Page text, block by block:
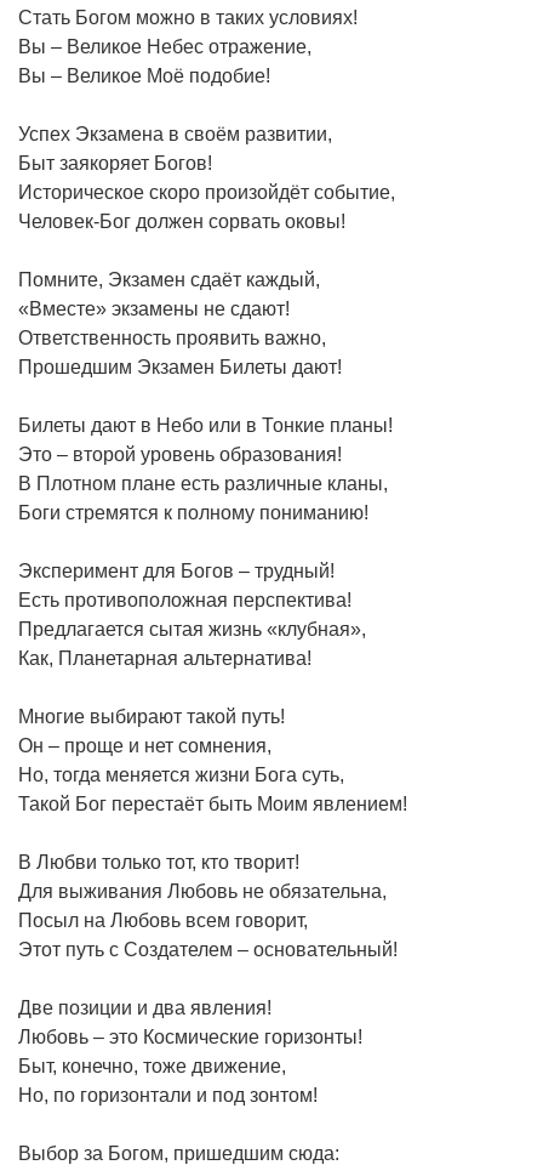
Стать Богом можно в таких условиях!
Вы – Великое Небес отражение,
Вы – Великое Моё подобие!
Успех Экзамена в своём развитии,
Быт заякоряет Богов!
Историческое скоро произойдёт событие,
Человек-Бог должен сорвать оковы!
Помните, Экзамен сдаёт каждый,
«Вместе» экзамены не сдают!
Ответственность проявить важно,
Прошедшим Экзамен Билеты дают!
Билеты дают в Небо или в Тонкие планы!
Это – второй уровень образования!
В Плотном плане есть различные кланы,
Боги стремятся к полному пониманию!
Эксперимент для Богов – трудный!
Есть противоположная перспектива!
Предлагается сытая жизнь «клубная»,
Как, Планетарная альтернатива!
Многие выбирают такой путь!
Он – проще и нет сомнения,
Но, тогда меняется жизни Бога суть,
Такой Бог перестаёт быть Моим явлением!
В Любви только тот, кто творит!
Для выживания Любовь не обязательна,
Посыл на Любовь всем говорит,
Этот путь с Создателем – основательный!
Две позиции и два явления!
Любовь – это Космические горизонты!
Быт, конечно, тоже движение,
Но, по горизонтали и под зонтом!
Выбор за Богом, пришедшим сюда: